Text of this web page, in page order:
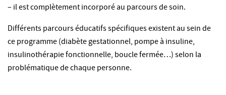
– il est complètement incorporé au parcours de soin.
Différents parcours éducatifs spécifiques existent au sein de
ce programme (diabète gestationnel, pompe à insuline,
insulinothérapie fonctionnelle, boucle fermée…) selon la
problématique de chaque personne.